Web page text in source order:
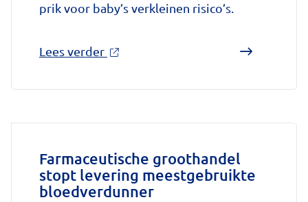
prik voor baby’s verkleinen risico’s.
Lees verder over
is
virus
en
waaraan
Farmaceutische groothandel
stopt levering meestgebruikte
bloedverdunner